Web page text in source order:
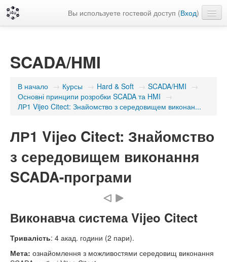
Вы используете гостевой доступ (Вход)
SCADA/HMI
В начало → Курсы → Hard & Soft → SCADA/HMI →
Основні принципи розробки SCADA та HMI →
ЛР1 Vijeo Citect: Знайомство з середовищем виконан...
ЛР1 Vijeo Citect: Знайомство
з середовищем виконання
SCADA-програми
Виконавча система Vijeo Citect
Тривалість: 4 акад. години (2 пари).
Мета: ознайомлення з можливостями середовищ виконання